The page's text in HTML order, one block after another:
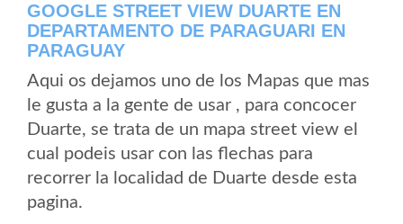
GOOGLE STREET VIEW DUARTE EN
DEPARTAMENTO DE PARAGUARI EN
PARAGUAY
Aqui os dejamos uno de los Mapas que mas
le gusta a la gente de usar , para concocer
Duarte, se trata de un mapa street view el
cual podeis usar con las flechas para
recorrer la localidad de Duarte desde esta
pagina.